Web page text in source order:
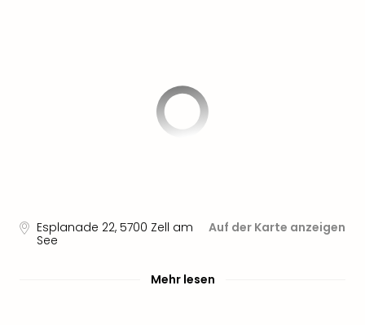
Esplanade 22, 5700 Zell am
See
Auf der Karte anzeigen
Mehr lesen